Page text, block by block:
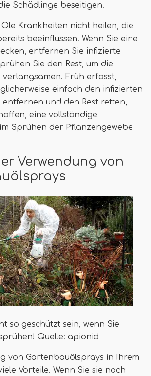
Schädlinge beseitigen.
Krankheiten nicht heilen, die
beeinflussen. Wenn Sie eine
entfernen Sie infizierte
Sie den Rest, um die
verlangsamen. Früh erfasst,
einfach den infizierten
entfernen und den Rest retten,
eine vollständige
Sprühen der Pflanzengewebe
Verwendung von
so geschützt sein, wenn Sie
Quelle: apionid
von Gartenbauölsprays in Ihrem
Vorteile. Wenn Sie sie noch